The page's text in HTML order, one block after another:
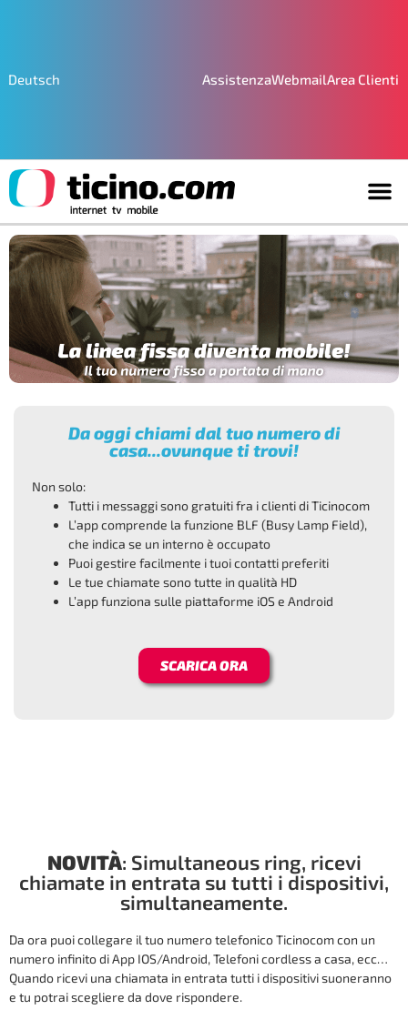
Deutsch AssistenzaWebmailArea Clienti
Da oggi chiami dal tuo numero di
casa...ovunque ti trovi!
Non solo:
Tutti i messaggi sono gratuiti fra i clienti di Ticinocom
L’app comprende la funzione BLF (Busy Lamp Field),
che indica se un interno è occupato
Puoi gestire facilmente i tuoi contatti preferiti
Le tue chiamate sono tutte in qualità HD
L’app funziona sulle piattaforme iOS e Android
SCARICA ORA
NOVITÀ: Simultaneous ring, ricevi
chiamate in entrata su tutti i dispositivi,
simultaneamente.
Da ora puoi collegare il tuo numero telefonico Ticinocom con un
numero infinito di App IOS/Android, Telefoni cordless a casa, ecc…
Quando ricevi una chiamata in entrata tutti i dispositivi suoneranno
e tu potrai scegliere da dove rispondere.